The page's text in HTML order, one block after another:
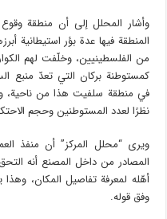
وأشار المحلل إلى أن منطقة وقوع
المنطقة فيها عدة بؤر استيطانية
من الفلسطينيين، وخلّفت لهم
كمستوطنة بركان التي تعدّ منبع
في منطقة سلفيت هذا من ناحية،
نظرًا لعدد المستوطنين وحجم
ويرى “محلل المركز” أن منفذ
المصادر من داخل المصنع أنه
أهّله لمعرفة تفاصيل المكان،
وفق قوله.